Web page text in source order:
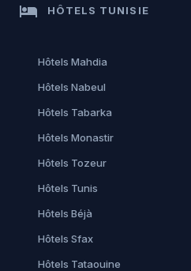
hotel HÔTELS TUNISIE
Hôtels Mahdia
Hôtels Nabeul
Hôtels Tabarka
Hôtels Monastir
Hôtels Tozeur
Hôtels Tunis
Hôtels Béjà
Hôtels Sfax
Hôtels Tataouine